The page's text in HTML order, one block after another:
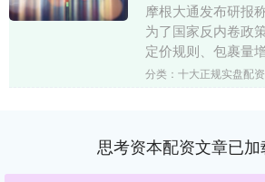
摩根大通发布研报
为了国家反内卷政
定价规则、包裹量
显著转变；9月的平
分类：十大正规实盘配
思考资本配资文章已